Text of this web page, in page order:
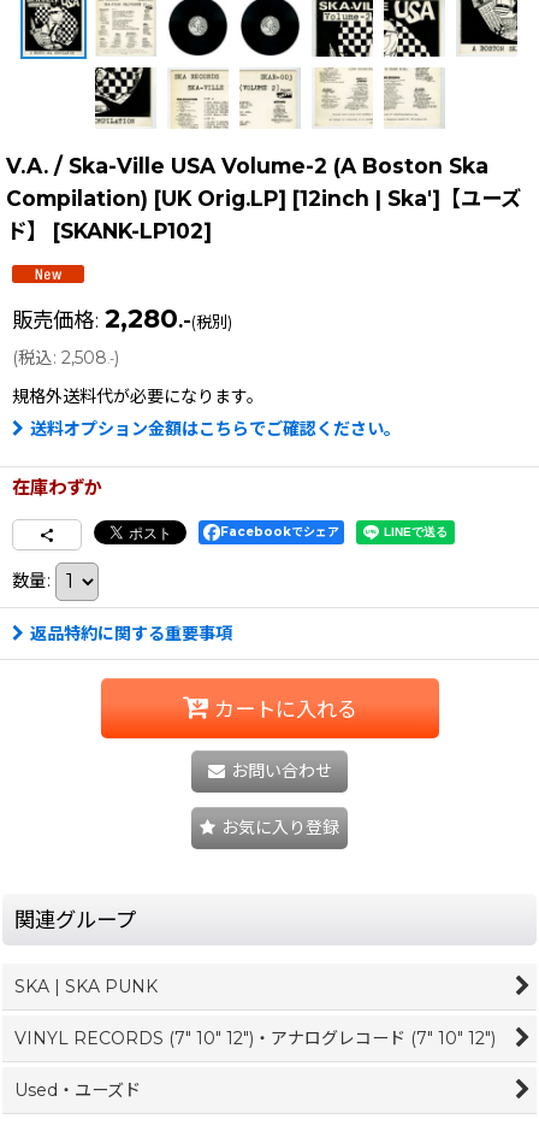
V.A. / Ska-Ville USA Volume-2 (A Boston Ska
Compilation) [UK Orig.LP] [12inch | Ska']【ユーズ
ド】
[SKANK-LP102]
販売価格: 2,280.-(税別)
(税込: 2,508.-)
規格外送料代が必要になります。
送料オプション金額はこちらでご確認ください。
在庫わずか
Facebookでシェア
数量:
返品特約に関する重要事項
カートに入れる
お問い合わせ
お気に入り登録
関連グループ
SKA | SKA PUNK
VINYL RECORDS (7" 10" 12")・アナログレコード (7" 10" 12")
Used・ユーズド